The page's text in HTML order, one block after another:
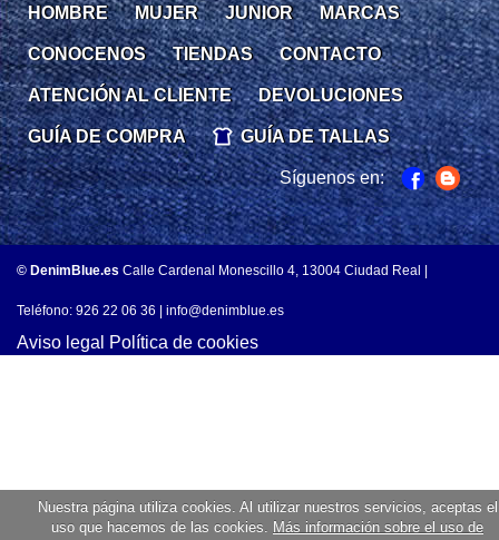
Nuestra página utiliza cookies. Al utilizar nuestros servicios, aceptas el
uso que hacemos de las cookies. Más información sobre el uso de
HOMBRE MUJER JUNIOR MARCAS
CONOCENOS TIENDAS CONTACTO
ATENCIÓN AL CLIENTE DEVOLUCIONES
GUÍA DE COMPRA GUÍA DE TALLAS
Síguenos en:
© DenimBlue.es Calle Cardenal Monescillo 4, 13004 Ciudad Real |
Teléfono: 926 22 06 36 | info@denimblue.es
Aviso legal Política de cookies